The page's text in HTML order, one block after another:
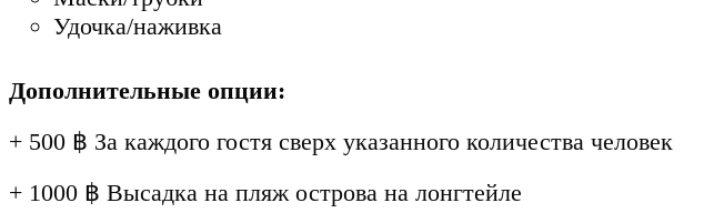
Удочка/наживка
Дополнительные опции:
+ 500 ฿ За каждого гостя сверх указанного количества человек
+ 1000 ฿ Высадка на пляж острова на лонгтейле